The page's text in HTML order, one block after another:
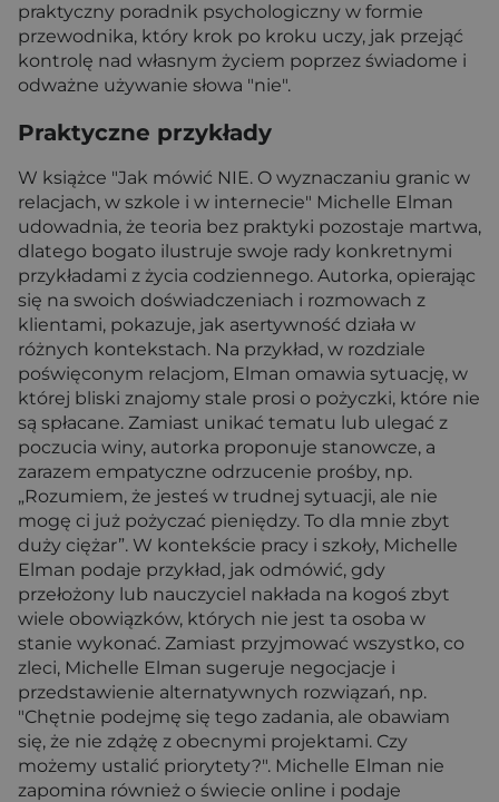
praktyczny poradnik psychologiczny w formie
przewodnika, który krok po kroku uczy, jak przejąć
kontrolę nad własnym życiem poprzez świadome i
odważne używanie słowa "nie".
Praktyczne przykłady
W książce "Jak mówić NIE. O wyznaczaniu granic w
relacjach, w szkole i w internecie" Michelle Elman
udowadnia, że teoria bez praktyki pozostaje martwa,
dlatego bogato ilustruje swoje rady konkretnymi
przykładami z życia codziennego. Autorka, opierając
się na swoich doświadczeniach i rozmowach z
klientami, pokazuje, jak asertywność działa w
różnych kontekstach. Na przykład, w rozdziale
poświęconym relacjom, Elman omawia sytuację, w
której bliski znajomy stale prosi o pożyczki, które nie
są spłacane. Zamiast unikać tematu lub ulegać z
poczucia winy, autorka proponuje stanowcze, a
zarazem empatyczne odrzucenie prośby, np.
„Rozumiem, że jesteś w trudnej sytuacji, ale nie
mogę ci już pożyczać pieniędzy. To dla mnie zbyt
duży ciężar”. W kontekście pracy i szkoły, Michelle
Elman podaje przykład, jak odmówić, gdy
przełożony lub nauczyciel nakłada na kogoś zbyt
wiele obowiązków, których nie jest ta osoba w
stanie wykonać. Zamiast przyjmować wszystko, co
zleci, Michelle Elman sugeruje negocjacje i
przedstawienie alternatywnych rozwiązań, np.
"Chętnie podejmę się tego zadania, ale obawiam
się, że nie zdążę z obecnymi projektami. Czy
możemy ustalić priorytety?". Michelle Elman nie
zapomina również o świecie online i podaje